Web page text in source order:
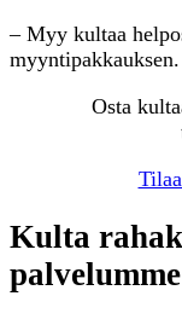
– Myy kultaa
myyntipakkauksen.
Osta
Kulta